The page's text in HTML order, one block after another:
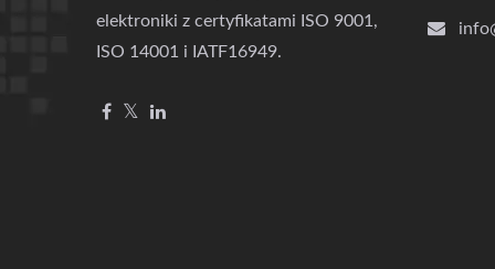
elektroniki z certyfikatami ISO 9001,
ISO 14001 i IATF16949.